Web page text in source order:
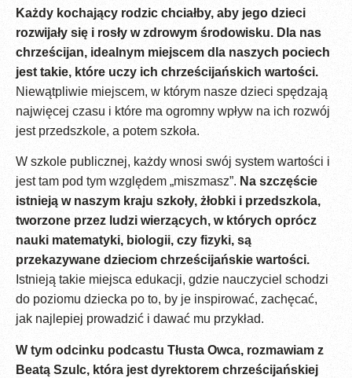
Każdy kochający rodzic chciałby, aby jego dzieci
rozwijały się i rosły w zdrowym środowisku. Dla nas
chrześcijan, idealnym miejscem dla naszych pociech
jest takie, które uczy ich chrześcijańskich wartości.
Niewątpliwie miejscem, w którym nasze dzieci spędzają
najwięcej czasu i które ma ogromny wpływ na ich rozwój
jest przedszkole, a potem szkoła.
W szkole publicznej, każdy wnosi swój system wartości i
jest tam pod tym względem „miszmasz”. Na szczęście
istnieją w naszym kraju szkoły, żłobki i przedszkola,
tworzone przez ludzi wierzących, w których oprócz
nauki matematyki, biologii, czy fizyki, są
przekazywane dzieciom chrześcijańskie wartości.
Istnieją takie miejsca edukacji, gdzie nauczyciel schodzi
do poziomu dziecka po to, by je inspirować, zachęcać,
jak najlepiej prowadzić i dawać mu przykład.
W tym odcinku podcastu Tłusta Owca, rozmawiam z
Beatą Szulc, która jest dyrektorem chrześcijańskiej